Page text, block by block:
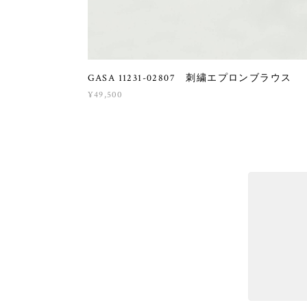
GASA 11231-02807 刺繍エプロンブラウス
¥49,500